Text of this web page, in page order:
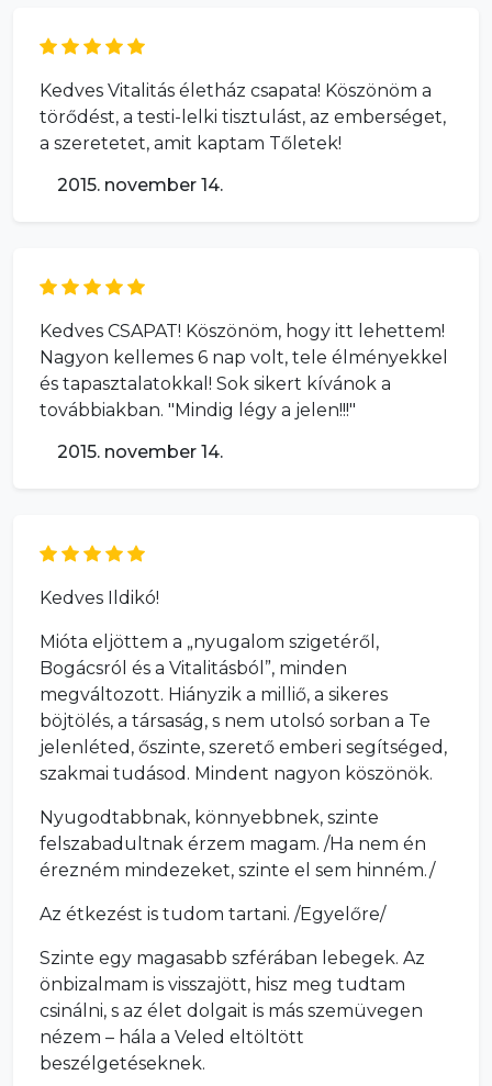
Kedves Vitalitás életház csapata! Köszönöm a
törődést, a testi-lelki tisztulást, az emberséget,
a szeretetet, amit kaptam Tőletek!
2015. november 14.
Kedves CSAPAT! Köszönöm, hogy itt lehettem!
Nagyon kellemes 6 nap volt, tele élményekkel
és tapasztalatokkal! Sok sikert kívánok a
továbbiakban. "Mindig légy a jelen!!!"
2015. november 14.
Kedves Ildikó!
Mióta eljöttem a „nyugalom szigetéről,
Bogácsról és a Vitalitásból”, minden
megváltozott. Hiányzik a milliő, a sikeres
böjtölés, a társaság, s nem utolsó sorban a Te
jelenléted, őszinte, szerető emberi segítséged,
szakmai tudásod. Mindent nagyon köszönök.
Nyugodtabbnak, könnyebbnek, szinte
felszabadultnak érzem magam. /Ha nem én
érezném mindezeket, szinte el sem hinném./
Az étkezést is tudom tartani. /Egyelőre/
Szinte egy magasabb szférában lebegek. Az
önbizalmam is visszajött, hisz meg tudtam
csinálni, s az élet dolgait is más szemüvegen
nézem – hála a Veled eltöltött
beszélgetéseknek.